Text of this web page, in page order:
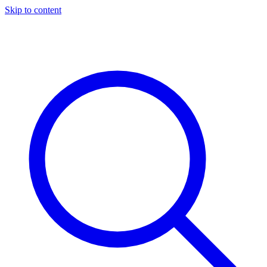
Skip to content